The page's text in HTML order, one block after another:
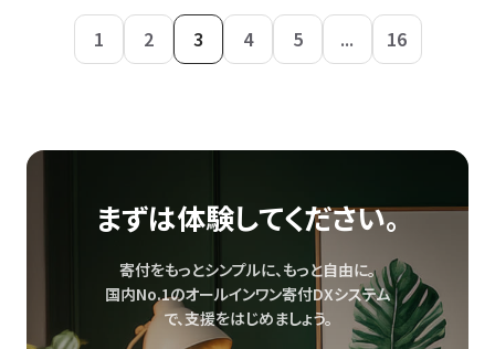
1 2 3 4 5 ... 16
まずは体験してください。
寄付をもっとシンプルに、もっと自由に。
国内No.1のオールインワン寄付DXシステム
で、支援をはじめましょう。